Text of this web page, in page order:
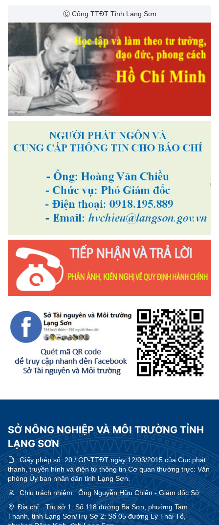
Ⓒ Cổng TTĐT Tỉnh Lạng Sơn
SỞ NÔNG NGHIỆP VÀ MÔI TRƯỜNG TỈNH
LẠNG SƠN
Giấy phép số:20 / GP-TTĐT ngày 12/03/2015 của Cục phát
thanh, truyền hình và điện tử thông tin Cơ quan thường trực: Văn
phòng Ủy ban nhân dân tỉnh Lạng Sơn.
Chịu trách nhiệm:Ông Nguyễn Hữu Chiến - Giám đốc Sở
Địa chỉ:
Trụ sở 1: Số 118 đường Ba Sơn, phường Tam
Thanh, tỉnh Lạng Sơn/Trụ Sở 2: Số 05 đường Lý Thái Tổ,